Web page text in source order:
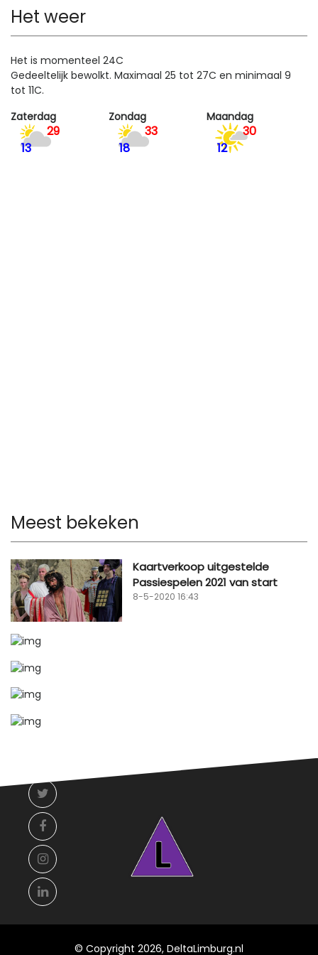
Het weer
Het is momenteel 24C
Gedeeltelijk bewolkt. Maximaal 25 tot 27C en minimaal 9
tot 11C.
Zaterdag
13
29
Zondag
18
33
Maandag
12
30
Meest bekeken
Kaartverkoop uitgestelde
Passiespelen 2021 van start
8-5-2020 16:43
© Copyright 2026, DeltaLimburg.nl